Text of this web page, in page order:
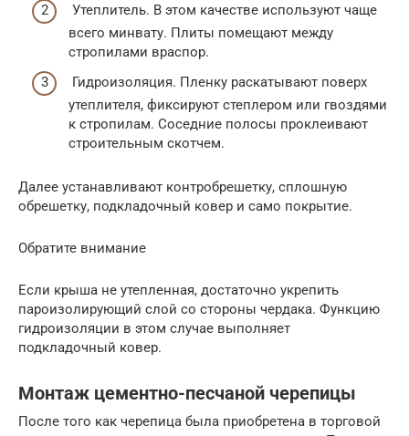
Утеплитель. В этом качестве используют чаще
всего минвату. Плиты помещают между
стропилами враспор.
Гидроизоляция. Пленку раскатывают поверх
утеплителя, фиксируют степлером или гвоздями
к стропилам. Соседние полосы проклеивают
строительным скотчем.
Далее устанавливают контробрешетку, сплошную
обрешетку, подкладочный ковер и само покрытие.
Обратите внимание
Если крыша не утепленная, достаточно укрепить
пароизолирующий слой со стороны чердака. Функцию
гидроизоляции в этом случае выполняет
подкладочный ковер.
Монтаж цементно-песчаной черепицы
После того как черепица была приобретена в торговой